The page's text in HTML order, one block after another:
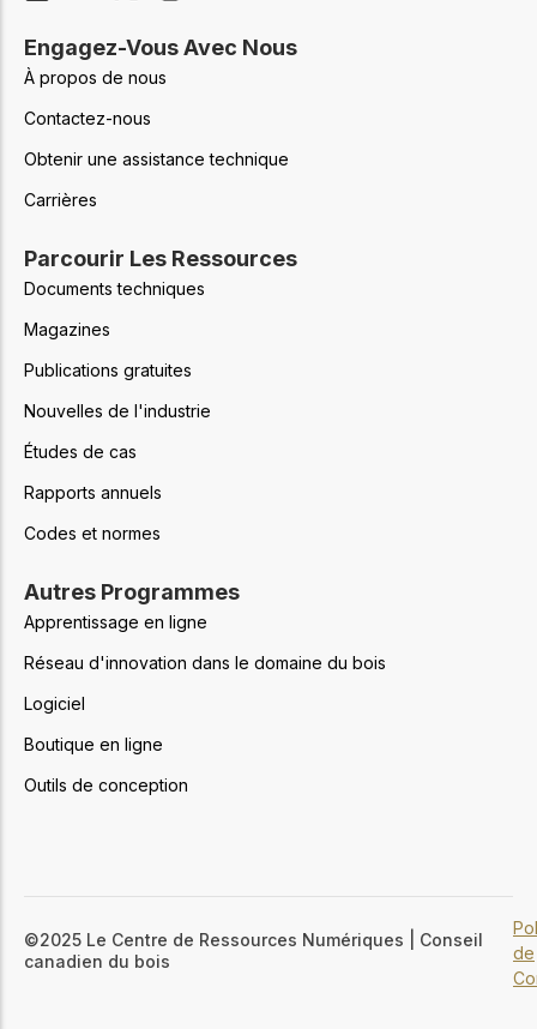
Engagez-Vous Avec Nous
À propos de nous
Contactez-nous
Obtenir une assistance technique
Carrières
Parcourir Les Ressources
Documents techniques
Magazines
Publications gratuites
Nouvelles de l'industrie
Études de cas
Rapports annuels
Codes et normes
Autres Programmes
Apprentissage en ligne
Réseau d'innovation dans le domaine du bois
Logiciel
Boutique en ligne
Outils de conception
©2025 Le Centre de Ressources Numériques | Conseil
canadien du bois
de